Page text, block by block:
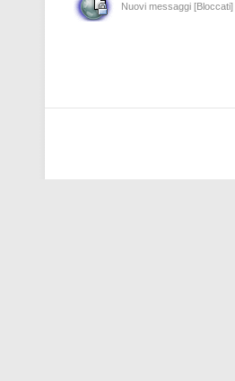
Nuovi messaggi [Bloccati]